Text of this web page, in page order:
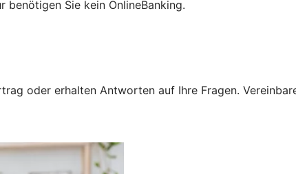
Sie kein OnlineBanking.
oder erhalten Antworten auf Ihre Fragen.